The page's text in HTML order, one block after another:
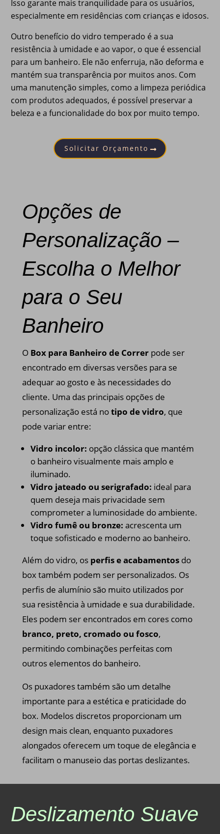
Isso garante mais tranquilidade para os usuários,
especialmente em residências com crianças e idosos.
Outro benefício do vidro temperado é a sua
resistência à umidade e ao vapor, o que é essencial
para um banheiro. Ele não enferruja, não deforma e
mantém sua transparência por muitos anos. Com
uma manutenção simples, como a limpeza periódica
com produtos adequados, é possível preservar a
beleza e a funcionalidade do box por muito tempo.
Solicitar Orçamento
Opções de
Personalização –
Escolha o Melhor
para o Seu
Banheiro
O Box para Banheiro de Correrpode ser
encontrado em diversas versões para se
adequar ao gosto e às necessidades do
cliente. Uma das principais opções de
personalização está notipo de vidro, que
pode variar entre:
Vidro incolor: opção clássica que mantém
o banheiro visualmente mais amplo e
iluminado.
Vidro jateado ou serigrafado: ideal para
quem deseja mais privacidade sem
comprometer a luminosidade do ambiente.
Vidro fumê ou bronze: acrescenta um
toque sofisticado e moderno ao banheiro.
Além do vidro, os perfis e acabamentosdo
box também podem ser personalizados. Os
perfis de alumínio são muito utilizados por
sua resistência à umidade e sua durabilidade.
Eles podem ser encontrados em cores como
branco, preto, cromado ou fosco,
permitindo combinações perfeitas com
outros elementos do banheiro.
Os puxadores também são um detalhe
importante para a estética e praticidade do
box. Modelos discretos proporcionam um
design mais clean, enquanto puxadores
alongados oferecem um toque de elegância e
facilitam o manuseio das portas deslizantes.
Deslizamento Suave